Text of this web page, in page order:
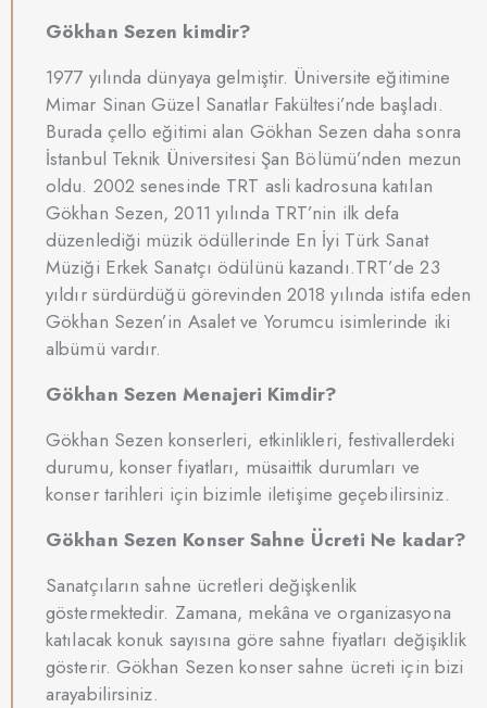
Gökhan Sezen kimdir?
1977 yılında dünyaya gelmiştir. Üniversite eğitimine
Mimar Sinan Güzel Sanatlar Fakültesi’nde başladı.
Burada çello eğitimi alan Gökhan Sezen daha sonra
İstanbul Teknik Üniversitesi Şan Bölümü’nden mezun
oldu. 2002 senesinde TRT asli kadrosuna katılan
Gökhan Sezen, 2011 yılında TRT’nin ilk defa
düzenlediği müzik ödüllerinde En İyi Türk Sanat
Müziği Erkek Sanatçı ödülünü kazandı.TRT’de 23
yıldır sürdürdüğü görevinden 2018 yılında istifa eden
Gökhan Sezen’in Asalet ve Yorumcu isimlerinde iki
albümü vardır.
Gökhan Sezen Menajeri Kimdir?
Gökhan Sezen konserleri, etkinlikleri, festivallerdeki
durumu, konser fiyatları, müsaittik durumları ve
konser tarihleri için bizimle iletişime geçebilirsiniz.
Gökhan Sezen Konser Sahne Ücreti Ne kadar?
Sanatçıların sahne ücretleri değişkenlik
göstermektedir. Zamana, mekâna ve organizasyona
katılacak konuk sayısına göre sahne fiyatları değişiklik
gösterir. Gökhan Sezen konser sahne ücreti için bizi
arayabilirsiniz.